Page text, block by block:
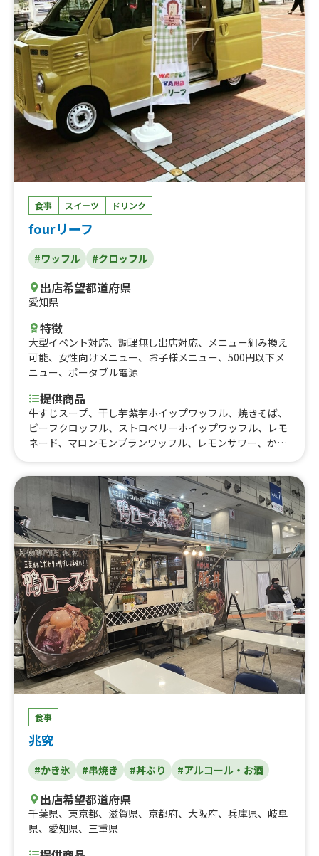
食事 スイーツ ドリンク
fourリーフ
#ワッフル #クロッフル
出店希望都道府県
愛知県
特徴
大型イベント対応、 調理無し出店対応、
メニュー組み換え
可能、 女性向けメニュー、 お子様メニュー、 500円以下メ
ニュー、 ポータブル電源
提供商品
牛すじスープ、干し芋紫芋ホイップワッフル、焼きそば、
ビーフクロッフル、ストロベリーホイップワッフル、レモ
ネード、マロンモンブランワッフル、レモンサワー、かき
食事
兆究
#かき氷 #串焼き #丼ぶり #アルコール・お酒
出店希望都道府県
千葉県、 東京都、 滋賀県、 京都府、 大阪府、 兵庫県、 岐阜
県、 愛知県、 三重県